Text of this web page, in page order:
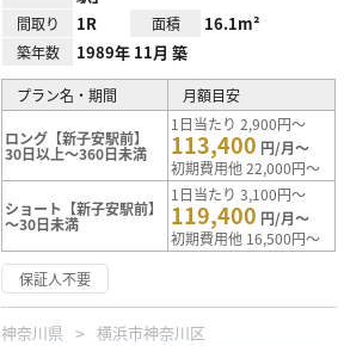
間取り 1R 面積 16.1m²
築年数 1989年 11月 築
プラン名・期間 月額目安
ロング【新子安駅前】
30日以上～360日未満
1日当たり 2,900円～
113,400 円/月～
初期費用他 22,000円～
ショート【新子安駅前】
～30日未満
1日当たり 3,100円～
119,400 円/月～
初期費用他 16,500円～
保証人不要
神奈川県 横浜市神奈川区